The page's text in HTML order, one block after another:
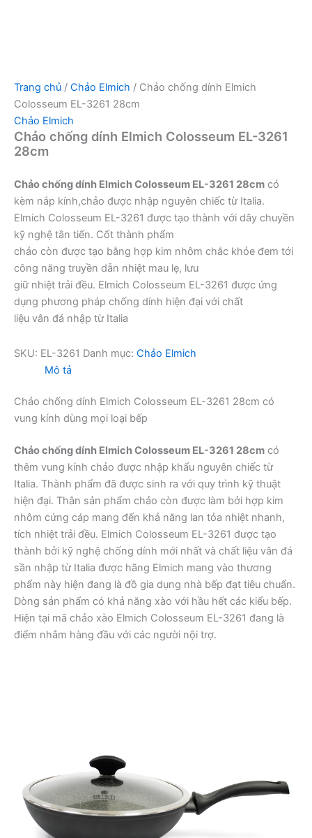
Trang chủ / Chảo Elmich / Chảo chống dính Elmich
Colosseum EL-3261 28cm
Chảo Elmich
Chảo chống dính Elmich Colosseum EL-3261
28cm
Chảo chống dính Elmich Colosseum EL-3261 28cm có
kèm nắp kính,chảo được nhập nguyên chiếc từ Italia.
Elmich Colosseum EL-3261 được tạo thành với dây chuyền
kỹ nghệ tân tiến. Cốt thành phẩm
chảo còn được tạo bằng hợp kim nhôm chắc khỏe đem tới
công năng truyền dẫn nhiệt mau lẹ, lưu
giữ nhiệt trải đều. Elmich Colosseum EL-3261 được ứng
dụng phương pháp chống dính hiện đại với chất
liệu vân đá nhập từ Italia
SKU: EL-3261 Danh mục: Chảo Elmich
Mô tả
Chảo chống dính Elmich Colosseum EL-3261 28cm có
vung kính dùng mọi loại bếp
Chảo chống dính Elmich Colosseum EL-3261 28cm có
thêm vung kính chảo được nhập khẩu nguyên chiếc từ
Italia. Thành phẩm đã được sinh ra với quy trình kỹ thuật
hiện đại. Thân sản phẩm chảo còn được làm bởi hợp kim
nhôm cứng cáp mang đến khả năng lan tỏa nhiệt nhanh,
tích nhiệt trải đều. Elmich Colosseum EL-3261 được tạo
thành bởi kỹ nghệ chống dính mới nhất và chất liệu vân đá
sần nhập từ Italia được hãng Elmich mang vào thương
phẩm này hiện đang là đồ gia dụng nhà bếp đạt tiêu chuẩn.
Dòng sản phẩm có khả năng xào với hầu hết các kiểu bếp.
Hiện tại mã chảo xào Elmich Colosseum EL-3261 đang là
điểm nhắm hàng đầu với các người nội trợ.